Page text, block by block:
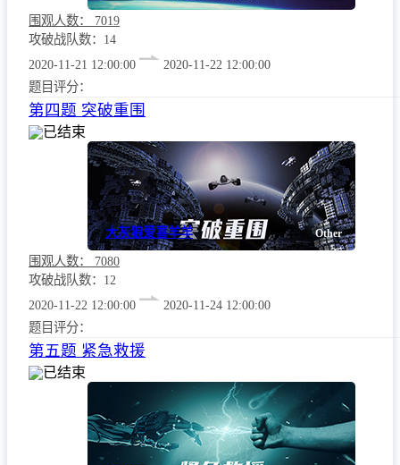
围观人数：
7019
攻破战队数：14
2020-11-21 12:00:00
2020-11-22 12:00:00
题目评分：
第四题 突破重围
已结束
Other
大灰狼爱喜羊羊
围观人数：
7080
攻破战队数：12
2020-11-22 12:00:00
2020-11-24 12:00:00
题目评分：
第五题 紧急救援
已结束